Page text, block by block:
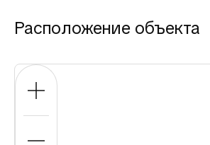
Расположение объекта